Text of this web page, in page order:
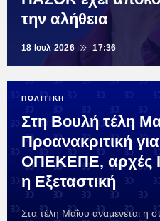
την αλήθεια
18 Ιουλ 2026 17:36
ΠΟΛΙΤΙΚΗ
Στη Βουλή τέλη
Προανακριτική για
ΟΠΕΚΕΠΕ, αρχές
η Εξεταστική
Στα τέλη Μαΐου αναμένεται η